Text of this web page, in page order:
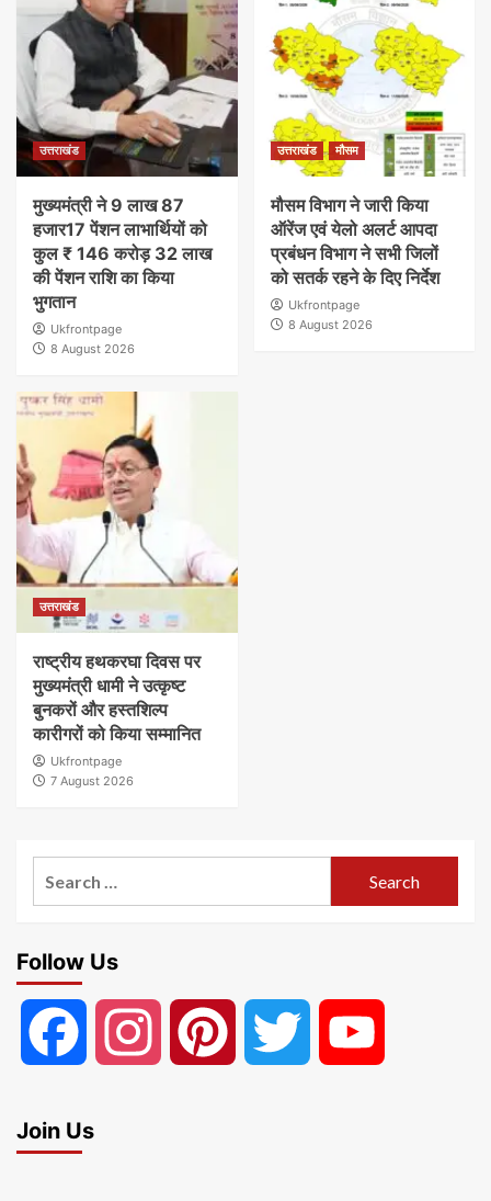
उत्तराखंड
मुख्यमंत्री ने 9 लाख 87
हजार17 पेंशन लाभार्थियों को
कुल ₹ 146 करोड़ 32 लाख
की पेंशन राशि का किया
भुगतान
Ukfrontpage
8 August 2026
उत्तराखंड मौसम
मौसम विभाग ने जारी किया
ऑरेंज एवं येलो अलर्ट आपदा
प्रबंधन विभाग ने सभी जिलों
को सतर्क रहने के दिए निर्देश
Ukfrontpage
8 August 2026
उत्तराखंड
राष्ट्रीय हथकरघा दिवस पर
मुख्यमंत्री धामी ने उत्कृष्ट
बुनकरों और हस्तशिल्प
कारीगरों को किया सम्मानित
Ukfrontpage
7 August 2026
Follow Us
Facebook Instagram Pinterest Twitter
Join Us